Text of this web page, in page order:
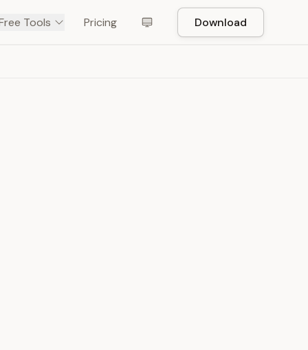
Tools Pricing Download